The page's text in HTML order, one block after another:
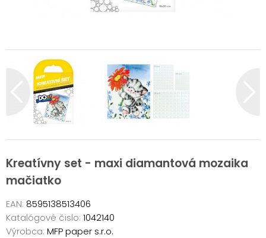
Kreatívny set - maxi diamantová mozaika
mačiatko
EAN: 8595138513406
Katalógové čislo: 1042140
Výrobca: MFP paper s.r.o.